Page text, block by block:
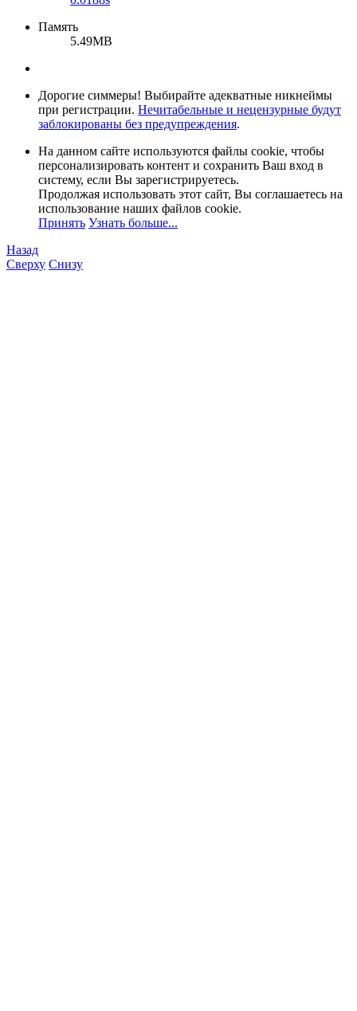
Память
5.49MB
Дорогие симмеры! Выбирайте адекватные никнеймы
при регистрации. Нечитабельные и нецензурные будут
заблокированы без предупреждения.
На данном сайте используются файлы cookie, чтобы
персонализировать контент и сохранить Ваш вход в
систему, если Вы зарегистрируетесь.
Продолжая использовать этот сайт, Вы соглашаетесь на
использование наших файлов cookie.
Принять Узнать больше...
Назад
Сверху Снизу